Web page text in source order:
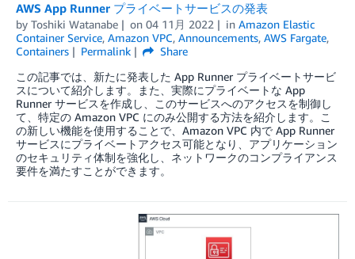
AWS App Runner プライベートサービスの発表
by Toshiki Watanabe on 04 11月 2022 in Amazon Elastic
Container Service, Amazon VPC, Announcements, AWS Fargate,
Containers
Permalink
Share
この記事では、新たに発表した App Runner プライベートサービ
スについて紹介します。また、実際にプライベートな App
Runner サービスを作成し、このサービスへのアクセスを制御し
て、特定の Amazon VPC にのみ公開する方法を紹介します。こ
の新しい機能を使用することで、Amazon VPC 内で App Runner
サービスにプライベートアクセス可能となり、アプリケーション
のセキュリティ体制を強化し、ネットワークのコンプライアンス
要件を満たすことができます。